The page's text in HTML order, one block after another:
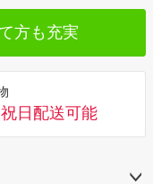
方も充実
日配送可能